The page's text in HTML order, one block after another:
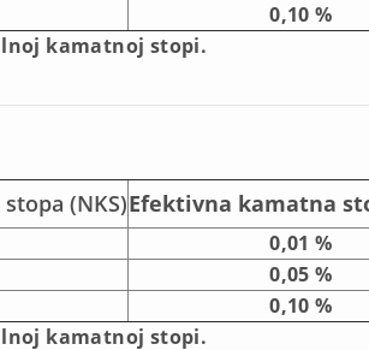
0,10 %
kamatnoj stopi.
(NKS)Efektivna kamatna
0,01 %
0,05 %
0,10 %
kamatnoj stopi.